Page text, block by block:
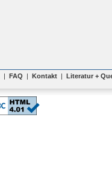
| FAQ | Kontakt | Literatur +